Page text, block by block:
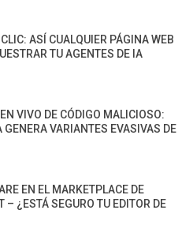
ASÍ CUALQUIER PÁGINA WEB
TU AGENTES DE IA
VIVO DE CÓDIGO MALICIOSO:
GENERA VARIANTES EVASIVAS DE
EN EL MARKETPLACE DE
– ¿ESTÁ SEGURO TU EDITOR DE